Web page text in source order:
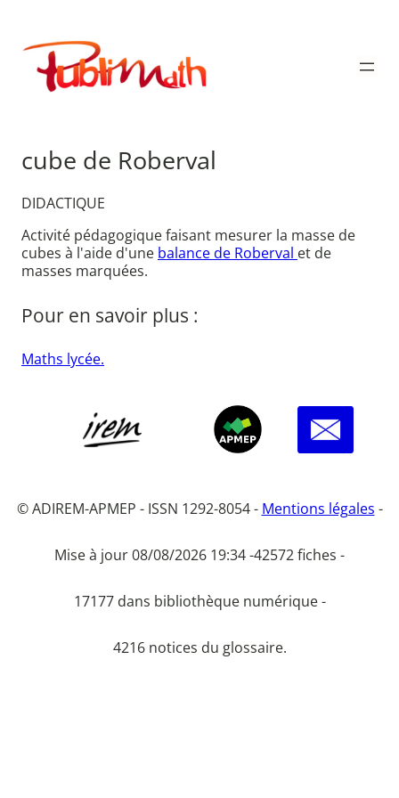
contenu
Publimath
cube de Roberval
DIDACTIQUE
Activité pédagogique faisant mesurer la masse de
cubes à l'aide d'une balance de Roberval et de
masses marquées.
Pour en savoir plus :
Maths lycée.
© ADIREM-APMEP - ISSN 1292-8054 - Mentions légales -
Mise à jour 08/08/2026 19:34 -42572 fiches -
17177 dans bibliothèque numérique -
4216 notices du glossaire.